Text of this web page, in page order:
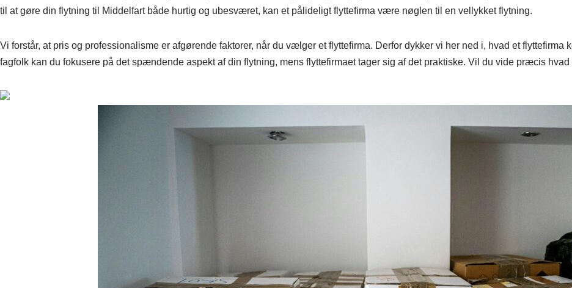
til at gøre din flytning til Middelfart både hurtig og ubesværet, kan et pålideligt flyttefirma være nøglen til en vellykket flytning.
Vi forstår, at pris og professionalisme er afgørende faktorer, når du vælger et flyttefirma. Derfor dykker vi her ned i, hvad et
fagfolk kan du fokusere på det spændende aspekt af din flytning, mens flyttefirmaet tager sig af det praktiske. Vil du vide præcis